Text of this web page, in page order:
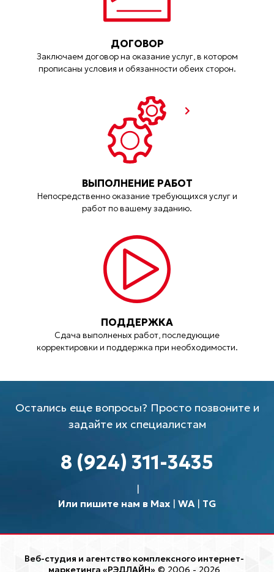
ДОГОВОР
Заключаем договор на оказание услуг, в котором
прописаны условия и обязанности обеих сторон.
ВЫПОЛНЕНИЕ РАБОТ
Непосредственно оказание требующихся услуг и
работ по вашему заданию.
ПОДДЕРЖКА
Сдача выполненых работ, последующие
корректировки и поддержка при необходимости.
Остались еще вопросы? Просто позвоните и
задайте их специалистам
8 (924) 311-3435
Или пишите нам в Max| WA| TG
Веб-студия и агентство комплексного интернет-
маркетинга «РЭДЛАЙН» © 2006 - 2026